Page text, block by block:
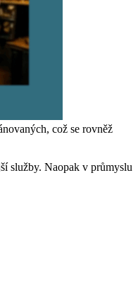
což se rovněž
služby. Naopak v průmyslu